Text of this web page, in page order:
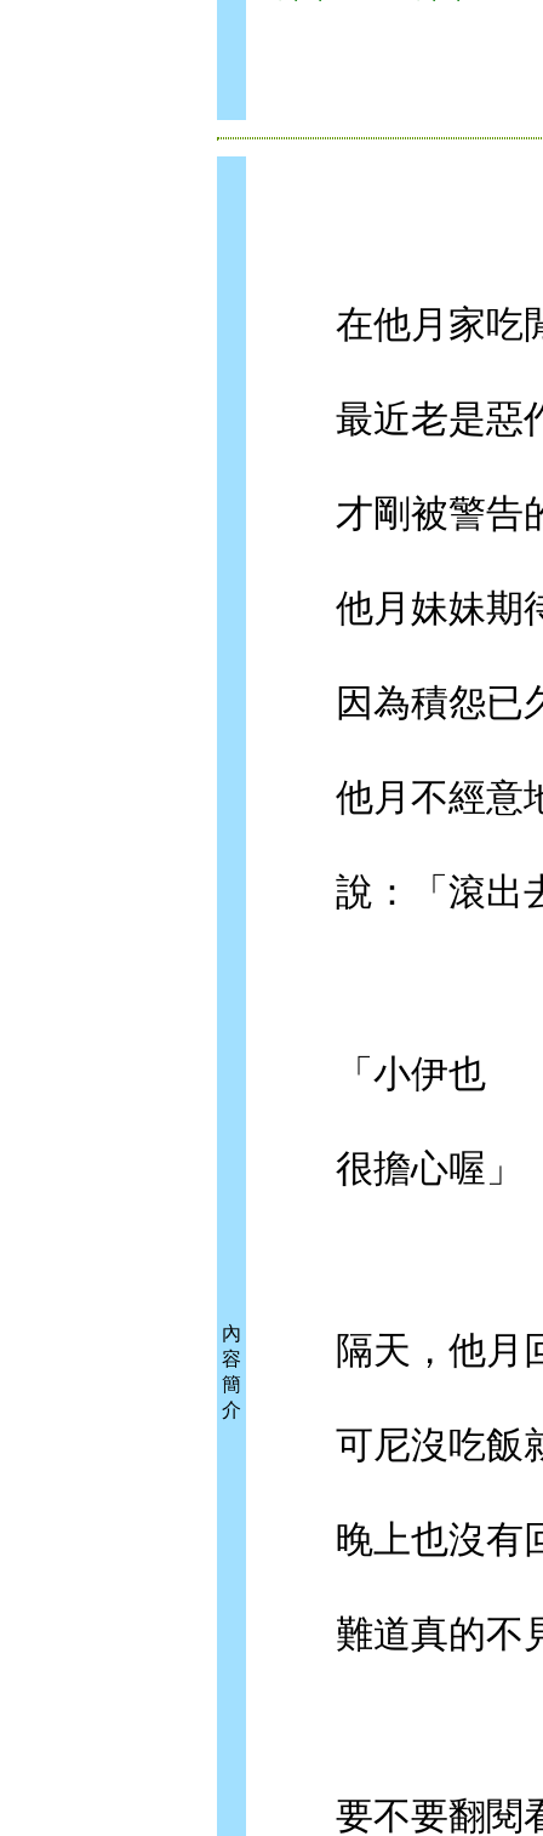
內
容
簡
介
在他月家吃閒
最近老是惡
才剛被警告的
他月妹妹期
因為積怨已
他月不經意
說：「滾出
「小伊也
很擔心喔」
隔天，他月
可尼沒吃飯
晚上也沒有
難道真的不
要不要翻閱看